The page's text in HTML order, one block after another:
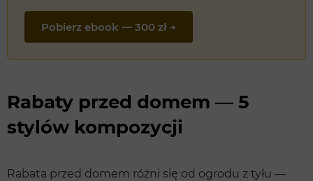
Pobierz ebook — 300 zł →
Rabaty przed domem — 5
stylów kompozycji
Rabata przed domem różni się od ogrodu z tyłu —